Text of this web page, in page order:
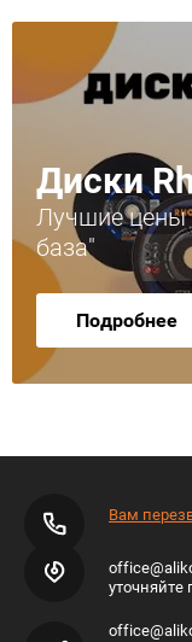
Диски
Лучшие цены
база"
Подробнее
Вам
уточняйте